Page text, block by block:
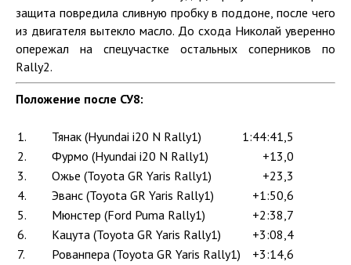
защита повредила сливную пробку в поддоне, после чего
из двигателя вытекло масло. До схода Николай уверенно
опережал на спецучастке остальных соперников по
Rally2.
Положение после СУ8:
1. Тянак (Hyundai i20 N Rally1)
1:44:41,5
2.
Фурмо (Hyundai i20 N Rally1)
+13,0
3.
Ожье (Toyota GR Yaris Rally1)
+23,3
4.
Эванс (Toyota GR Yaris Rally1)
+1:50,6
5.
Мюнстер (Ford Puma Rally1)
+2:38,7
6.
Кацута (Toyota GR Yaris Rally1)
+3:08,4
7.
Рованпера (Toyota GR Yaris Rally1)
+3:14,6